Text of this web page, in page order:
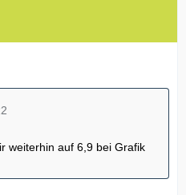
weiterhin auf 6,9 bei Grafik